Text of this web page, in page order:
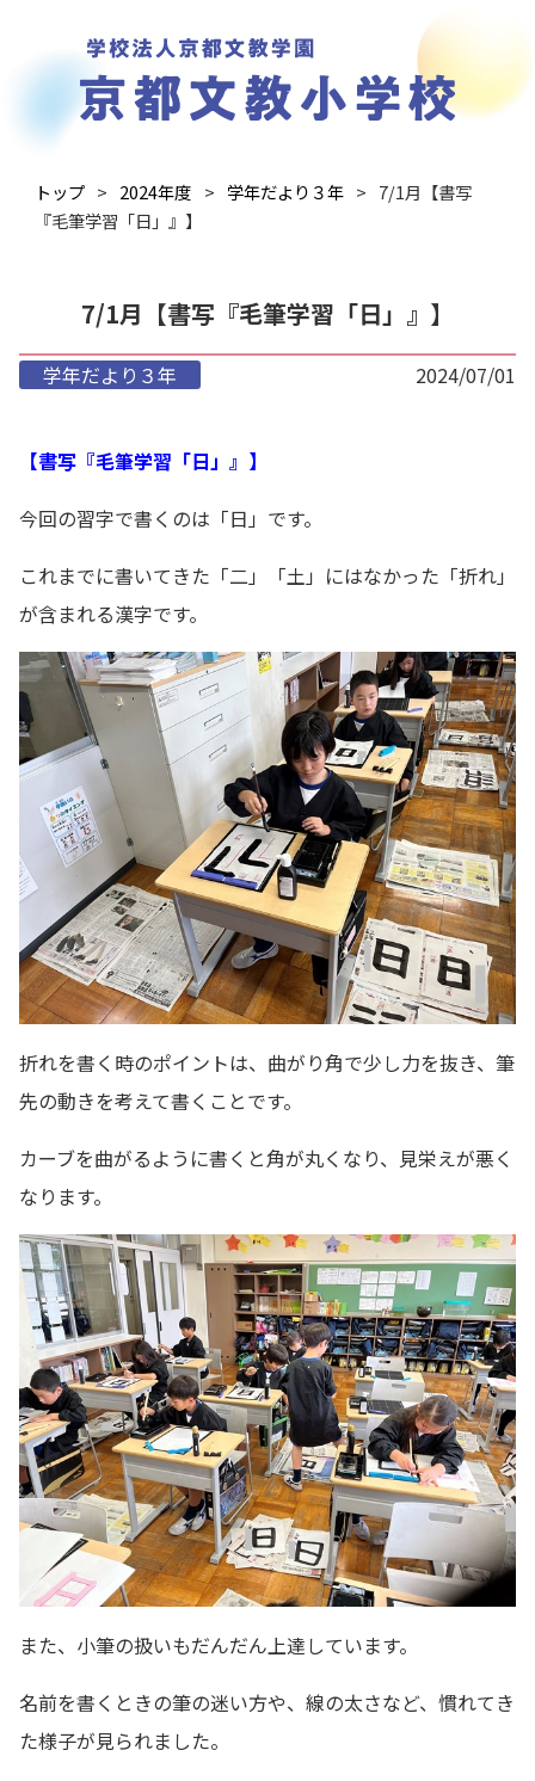
トップ 2024年度 学年だより３年
7/1月【書写
『毛筆学習「日」』】
7/1月【書写『毛筆学習「日」』】
学年だより３年 2024/07/01
【書写『毛筆学習「日」』】
今回の習字で書くのは「日」です。
これまでに書いてきた「二」「土」にはなかった「折れ」
が含まれる漢字です。
折れを書く時のポイントは、曲がり角で少し力を抜き、筆
先の動きを考えて書くことです。
カーブを曲がるように書くと角が丸くなり、見栄えが悪く
なります。
また、小筆の扱いもだんだん上達しています。
名前を書くときの筆の迷い方や、線の太さなど、慣れてき
た様子が見られました。